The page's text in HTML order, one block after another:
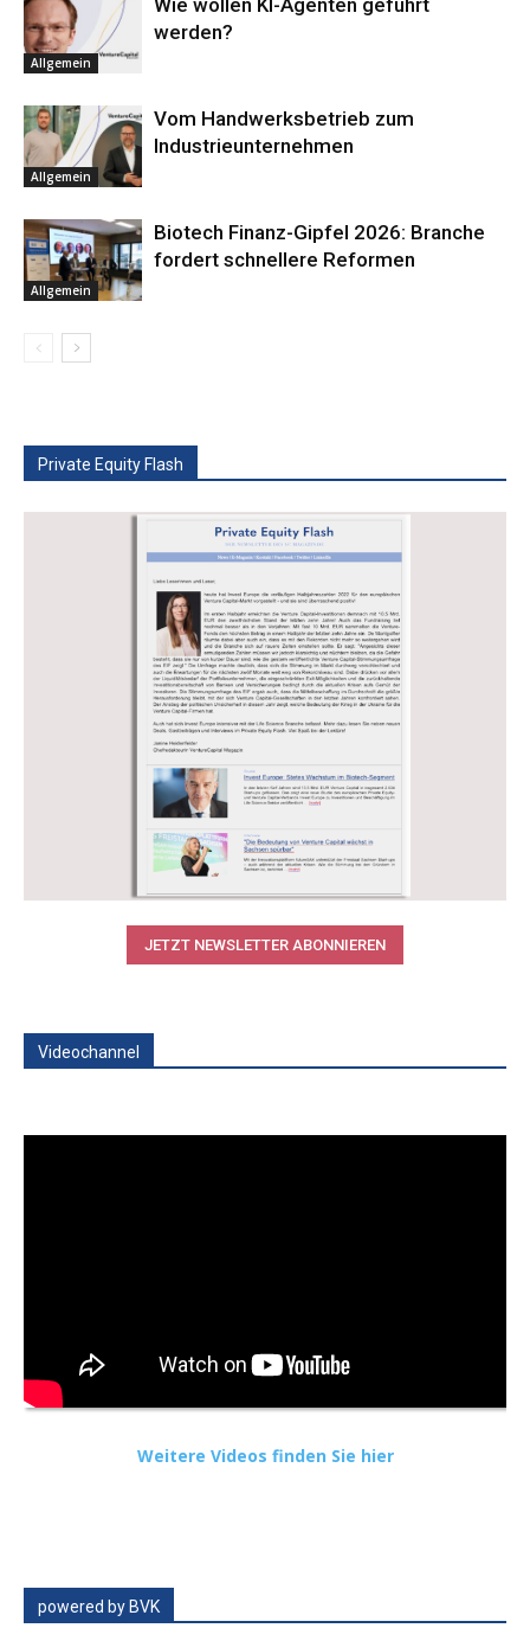
Allgemein
Wie wollen KI-Agenten geführt
werden?
Allgemein
Vom Handwerksbetrieb zum
Industrieunternehmen
Allgemein
Biotech Finanz-Gipfel 2026: Branche
fordert schnellere Reformen
Private Equity Flash
JETZT NEWSLETTER ABONNIEREN
Videochannel
Weitere Videos finden Sie hier
powered by BVK